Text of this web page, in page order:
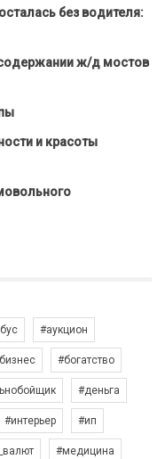
без водителя:
ж/д мостов
и красоты
#аукцион
#богатство
#деньга
#интерьер #ип
#медицина